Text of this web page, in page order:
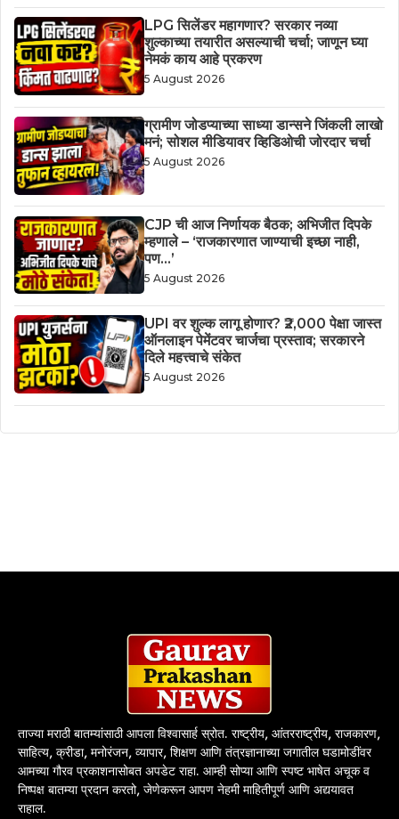
LPG सिलेंडर महागणार? सरकार नव्या
शुल्काच्या तयारीत असल्याची चर्चा; जाणून घ्या
नेमकं काय आहे प्रकरण
5 August 2026
ग्रामीण जोडप्याच्या साध्या डान्सने जिंकली लाखो
मनं; सोशल मीडियावर व्हिडिओची जोरदार चर्चा
5 August 2026
CJP ची आज निर्णायक बैठक; अभिजीत दिपके
म्हणाले – ‘राजकारणात जाण्याची इच्छा नाही,
पण…’
5 August 2026
UPI वर शुल्क लागू होणार? ₹2,000 पेक्षा जास्त
ऑनलाइन पेमेंटवर चार्जचा प्रस्ताव; सरकारने
दिले महत्त्वाचे संकेत
5 August 2026
ताज्या मराठी बातम्यांसाठी आपला विश्वासार्ह स्रोत. राष्ट्रीय, आंतरराष्ट्रीय, राजकारण,
साहित्य, क्रीडा, मनोरंजन, व्यापार, शिक्षण आणि तंत्रज्ञानाच्या जगातील घडामोडींवर
आमच्या गौरव प्रकाशनासोबत अपडेट राहा. आम्ही सोप्या आणि स्पष्ट भाषेत अचूक व
निष्पक्ष बातम्या प्रदान करतो, जेणेकरून आपण नेहमी माहितीपूर्ण आणि अद्ययावत
राहाल.